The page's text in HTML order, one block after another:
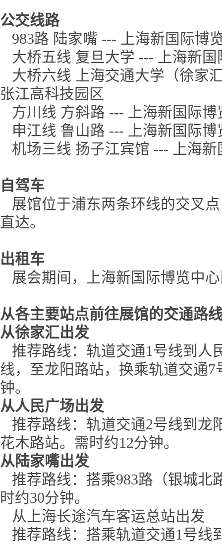
公交线路
983路 陆家嘴 --- 上海新国际博
大桥五线 复旦大学 --- 上海新
大桥六线 上海交通大学（徐家
张江高科技园区
方川线 方斜路 --- 上海新国际博
申江线 鲁山路 --- 上海新国际博
机场三线 扬子江宾馆 --- 上海
自驾车
展馆位于浦东两条环线的交叉
直达。
出租车
展会期间，上海新国际博览中
从各主要站点前往展馆的交通路
从徐家汇出发
推荐路线：轨道交通1号线到人
线，至龙阳路站，换乘轨道交通
钟。
从人民广场出发
推荐路线：轨道交通2号线到龙
花木路站。需时约12分钟。
从陆家嘴出发
推荐路线：搭乘983路（银城北
时约30分钟。
从上海长途汽车客运总站出发
推荐路线：搭乘轨道交通1号线